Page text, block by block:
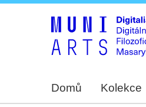
Domů Kolekce